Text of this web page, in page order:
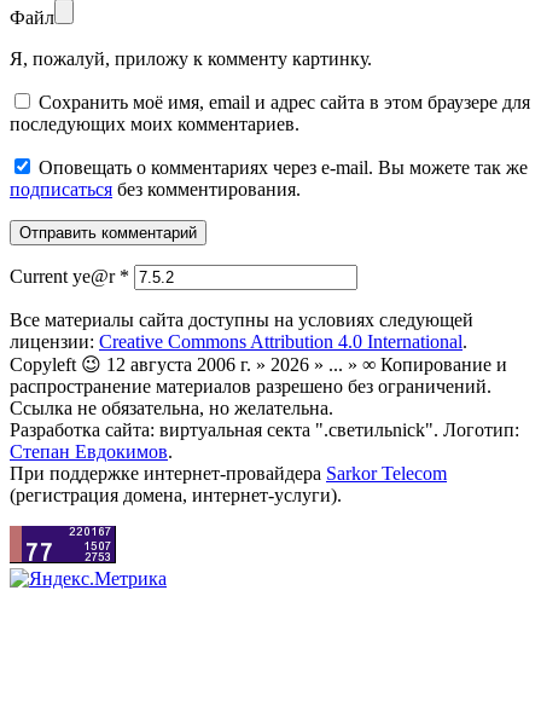
Файл
Я, пожалуй, приложу к комменту картинку.
Сохранить моё имя, email и адрес сайта в этом браузере для
последующих моих комментариев.
Оповещать о комментариях через e-mail. Вы можете так же
подписаться без комментирования.
Current ye@r *
Все материалы сайта доступны на условиях следующей
лицензии: Creative Commons Attribution 4.0 International.
Copyleft 😉 12 августа 2006 г. » 2026 » ... » ∞ Копирование и
распространение материалов разрешено без ограничений.
Ссылка не обязательна, но желательна.
Разработка сайта: виртуальная секта ".светильnick". Логотип:
Степан Евдокимов.
При поддержке интернет-провайдера Sarkor Telecom
(регистрация домена, интернет-услуги).